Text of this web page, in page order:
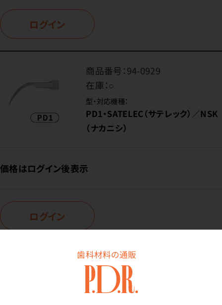
歯科材料の通販
ログイン
商品番号：94-0929
在庫：○
型・対応機種：
PD1・SATELEC（サテレック）／NSK
（ナカニシ）
価格はログイン後表示
ログイン
商品番号：94-5140
在庫：
型・対応機種：